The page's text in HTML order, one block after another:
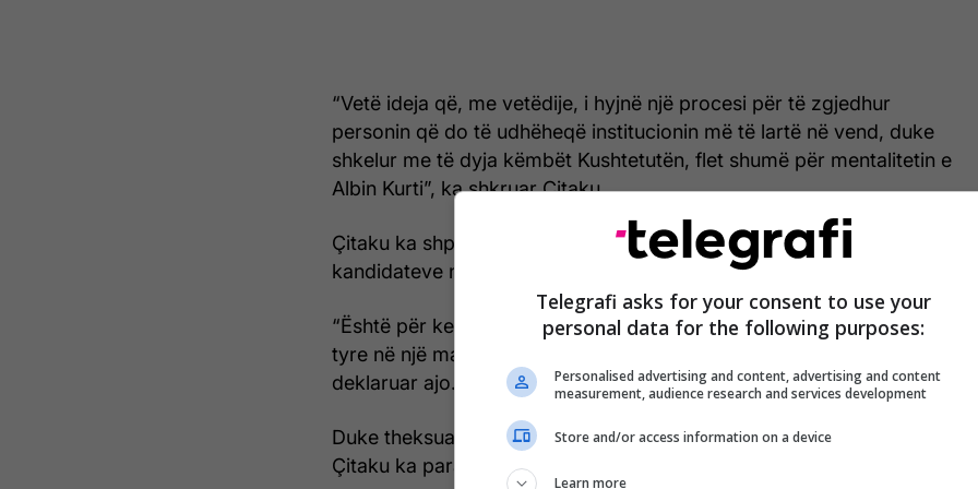
“Vetë ideja që, me vetëdije, i hyjnë një procesi për të zgjedhur
personin që do të udhëheqë institucionin më të lartë në vend, duke
shkelur me të dyja këmbët Kushtetutën, flet shumë për mentalitetin e
Albin Kurti”, ka shkruar Çitaku.
Çitaku ka shprehur gjithashtu keqardhje për përfshirjen e disa
kandidateve në këtë proces.
“Është për keqardhje që dy gra kanë pranuar të huazojnë emrin e
tyre në një maskaradë të rrezikshme dhe antikushtetuese”, ka
deklaruar ajo.
Duke theksuar sakrificat e qytetarëve për ndërtimin e institucioneve,
Çitaku ka paralajmëruar kundër, siç e quan ajo, rrënimit të tyre.
Telegrafi asks for your consent to use your
personal data for the following purposes:
Personalised advertising and content, advertising and content
measurement, audience research and services development
Store and/or access information on a device
Learn more